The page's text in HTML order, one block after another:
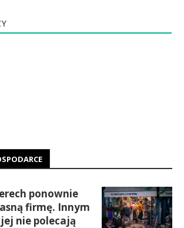
ponownie
firmę. Innym
nie polecają